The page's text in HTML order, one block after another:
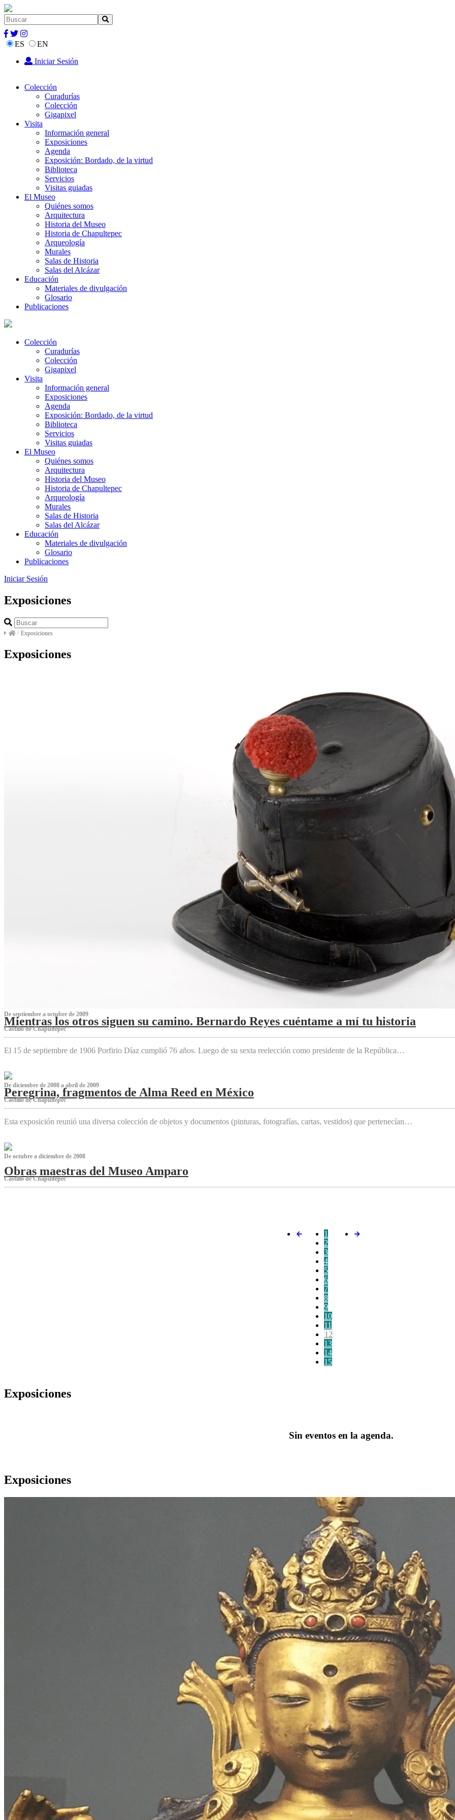
ES
EN
Iniciar Sesión
Colección
Curadurías
Colección
Gigapixel
Visita
Información general
Exposiciones
Agenda
Exposición: Bordado, de la virtud
Biblioteca
Servicios
Visitas guiadas
El Museo
Quiénes somos
Arquitectura
Historia del Museo
Historia de Chapultepec
Arqueología
Murales
Salas de Historia
Salas del Alcázar
Educación
Materiales de divulgación
Glosario
Publicaciones
Colección
Curadurías
Colección
Gigapixel
Visita
Información general
Exposiciones
Agenda
Exposición: Bordado, de la virtud
Biblioteca
Servicios
Visitas guiadas
El Museo
Quiénes somos
Arquitectura
Historia del Museo
Historia de Chapultepec
Arqueología
Murales
Salas de Historia
Salas del Alcázar
Educación
Materiales de divulgación
Glosario
Publicaciones
Iniciar Sesión
Exposiciones
/ Exposiciones
Exposiciones
De septiembre a octubre de 2009
Mientras los otros siguen su camino. Bernardo Reyes cuéntame a mí tu historia
Castillo de Chapultepec
El 15 de septiembre de 1906 Porfirio Díaz cumplió 76 años. Luego de su sexta reelección como presidente de la República…
De diciembre de 2008 a abril de 2009
Peregrina, fragmentos de Alma Reed en México
Castillo de Chapultepec
Esta exposición reunió una diversa colección de objetos y documentos (pinturas, fotografías, cartas, vestidos) que pertenecían…
De octubre a diciembre de 2008
Obras maestras del Museo Amparo
Castillo de Chapultepec
1
2
3
4
5
6
7
8
9
10
11
12
13
14
15
Exposiciones
Sin eventos en la agenda.
Exposiciones